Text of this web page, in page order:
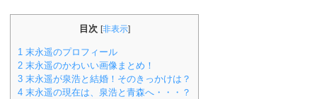
目次 [非表示]
1 末永遥のプロフィール
2 末永遥のかわいい画像まとめ！
3 末永遥が泉浩と結婚！そのきっかけは？
4 末永遥の現在は、泉浩と青森へ・・・？